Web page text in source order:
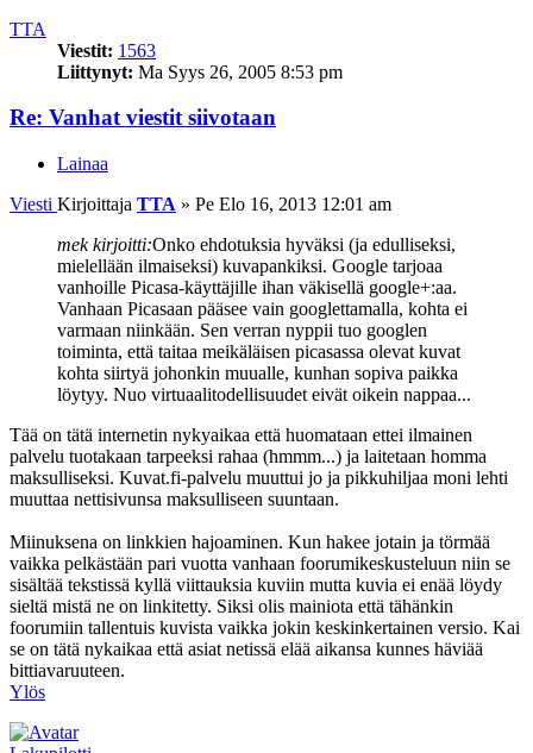
TTA
Viestit: 1563
Liittynyt: Ma Syys 26, 2005 8:53 pm
Re: Vanhat viestit siivotaan
Lainaa
Viesti Kirjoittaja TTA » Pe Elo 16, 2013 12:01 am
mek kirjoitti:Onko ehdotuksia hyväksi (ja edulliseksi,
mielellään ilmaiseksi) kuvapankiksi. Google tarjoaa
vanhoille Picasa-käyttäjille ihan väkisellä google+:aa.
Vanhaan Picasaan pääsee vain googlettamalla, kohta ei
varmaan niinkään. Sen verran nyppii tuo googlen
toiminta, että taitaa meikäläisen picasassa olevat kuvat
kohta siirtyä johonkin muualle, kunhan sopiva paikka
löytyy. Nuo virtuaalitodellisuudet eivät oikein nappaa...
Tää on tätä internetin nykyaikaa että huomataan ettei ilmainen
palvelu tuotakaan tarpeeksi rahaa (hmmm...) ja laitetaan homma
maksulliseksi. Kuvat.fi-palvelu muuttui jo ja pikkuhiljaa moni lehti
muuttaa nettisivunsa maksulliseen suuntaan.
Miinuksena on linkkien hajoaminen. Kun hakee jotain ja törmää
vaikka pelkästään pari vuotta vanhaan foorumikeskusteluun niin se
sisältää tekstissä kyllä viittauksia kuviin mutta kuvia ei enää löydy
sieltä mistä ne on linkitetty. Siksi olis mainiota että tähänkin
foorumiin tallentuis kuvista vaikka jokin keskinkertainen versio. Kai
se on tätä nykaikaa että asiat netissä elää aikansa kunnes häviää
bittiavaruuteen.
Ylös